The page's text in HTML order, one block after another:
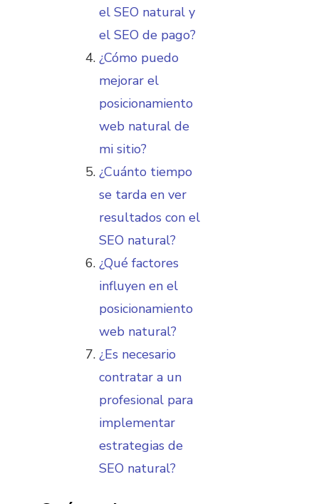
el SEO natural y
el SEO de pago?
¿Cómo puedo
mejorar el
posicionamiento
web natural de
mi sitio?
¿Cuánto tiempo
se tarda en ver
resultados con el
SEO natural?
¿Qué factores
influyen en el
posicionamiento
web natural?
¿Es necesario
contratar a un
profesional para
implementar
estrategias de
SEO natural?